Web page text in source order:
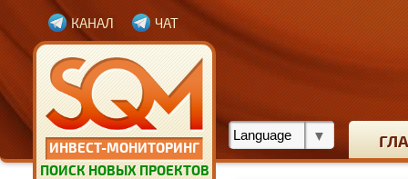
ИНВЕСТ-МОНИТОРИНГ
ПОИСК НОВЫХ ПРОЕКТОВ
КАНАЛ ЧАТ